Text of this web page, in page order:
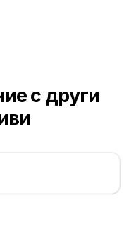
с други